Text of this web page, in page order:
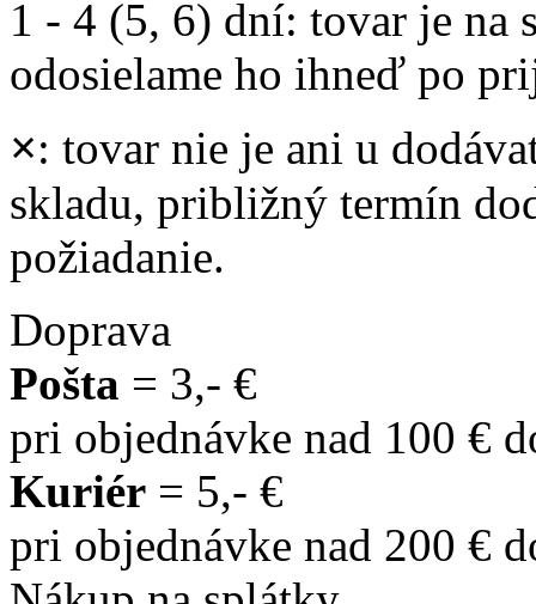
1 - 4 (5, 6) dní: tovar je na
odosielame ho ihneď po
×: tovar nie je ani u
skladu, približný termín
požiadanie.
Doprava
Pošta = 3,- €
pri objednávke nad 100 €
Kuriér = 5,- €
pri objednávke nad 200 €